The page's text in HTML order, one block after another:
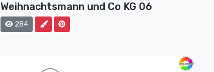
Weihnachtsmann und Co KG 06
284